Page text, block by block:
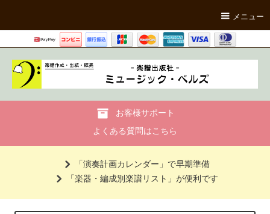
メニュー
お客様サポート
よくある質問はこちら
「演奏計画カレンダー」で早期準備
「楽器・編成別楽譜リスト」が便利です